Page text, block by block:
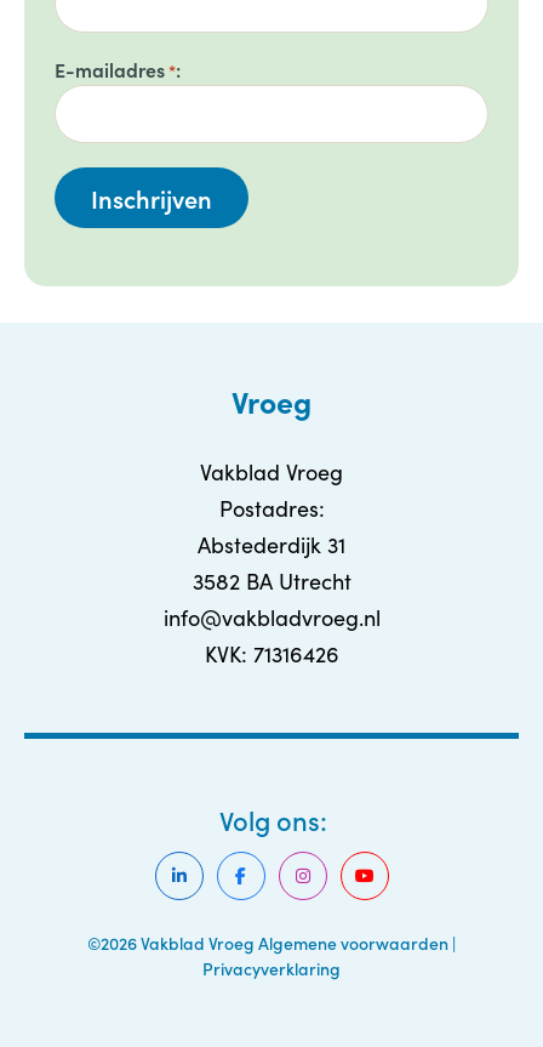
E-mailadres*
Vroeg
Vakblad Vroeg
Postadres:
Abstederdijk 31
3582 BA Utrecht
info@vakbladvroeg.nl
KVK: 71316426
©2026 Vakblad Vroeg Algemene voorwaarden |
Privacyverklaring
Volg ons: